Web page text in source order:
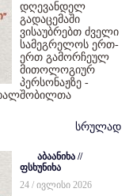
დღევანდელ
გადაცემაში
ვისაუბრებთ ძველი
სამეგრელოს ერთ-
ერთ გამორჩეულ
მითოლოგიურ
პერსონაჟზე -
სრულად
აბაანიხა //
ფსხუნიხა
24 / ივლისი 2026